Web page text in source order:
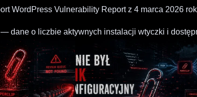
WordPress Vulnerability Report z 4 marca 2026
— dane o liczbie aktywnych instalacji wtyczki i